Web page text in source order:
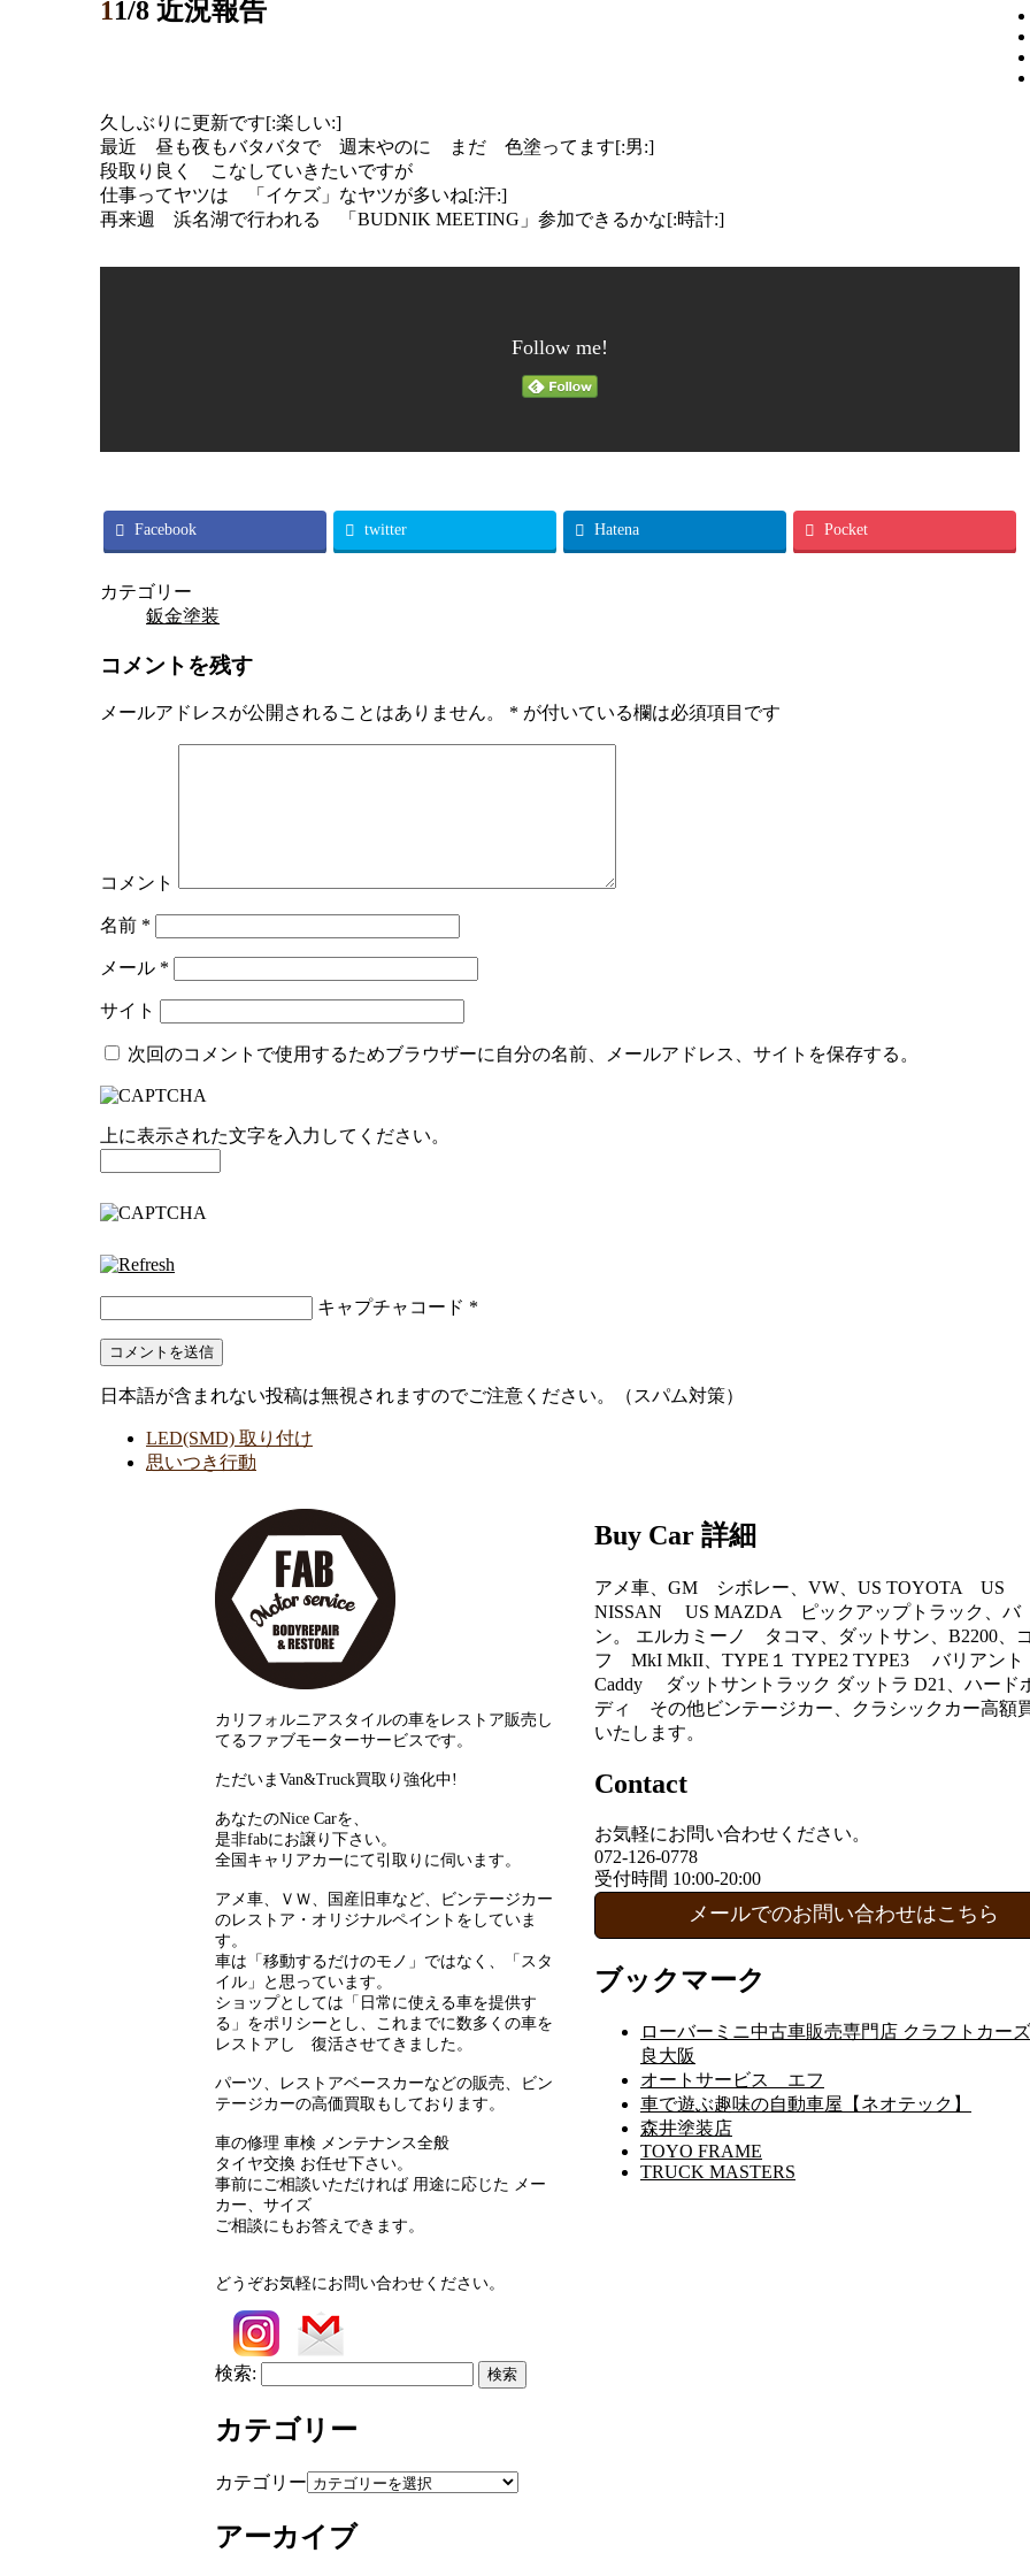
11/8 近況報告
久しぶりに更新です[:楽しい:]
最近 昼も夜もバタバタで 週末やのに まだ 色塗ってます[:男:]
段取り良く こなしていきたいですが
仕事ってヤツは 「イケズ」なヤツが多いね[:汗:]
再来週 浜名湖で行われる 「BUDNIK MEETING」参加できるかな[:時計:]
Follow me!
Facebook twitter Hatena Pocket
カテゴリー
鈑金塗装
コメントを残す
メールアドレスが公開されることはありません。 * が付いている欄は必須項目です
コメント
名前 *
メール *
サイト
次回のコメントで使用するためブラウザーに自分の名前、メールアドレス、サイトを保存する。
上に表示された文字を入力してください。
キャプチャコード *
日本語が含まれない投稿は無視されますのでご注意ください。（スパム対策）
LED(SMD) 取り付け
思いつき行動
カリフォルニアスタイルの車をレストア販売し
てるファブモーターサービスです。
ただいまVan&Truck買取り強化中!
あなたのNice Carを、
是非fabにお譲り下さい。
全国キャリアカーにて引取りに伺います。
アメ車、ＶＷ、国産旧車など、ビンテージカー
のレストア・オリジナルペイントをしていま
す。
車は「移動するだけのモノ」ではなく、「スタ
イル」と思っています。
ショップとしては「日常に使える車を提供す
る」をポリシーとし、これまでに数多くの車を
レストアし 復活させてきました。
パーツ、レストアベースカーなどの販売、ビン
テージカーの高価買取もしております。
車の修理 車検 メンテナンス全般
タイヤ交換 お任せ下さい。
事前にご相談いただければ 用途に応じた メー
カー、サイズ
ご相談にもお答えできます。
どうぞお気軽にお問い合わせください。
検索:
カテゴリー
カテゴリー
アーカイブ
Buy Car 詳細
アメ車、GM シボレー、VW、US TOYOTA US
NISSAN US MAZDA ピックアップトラック、バ
ン。 エルカミーノ タコマ、ダットサン、B2200、
フ MkI MkII、TYPE１ TYPE2 TYPE3 バリアン
Caddy ダットサントラック ダットラ D21、ハード
ディ その他ビンテージカー、クラシックカー高額
いたします。
Contact
お気軽にお問い合わせください。
072-126-0778
受付時間 10:00-20:00
メールでのお問い合わせはこちら
ブックマーク
ローバーミニ中古車販売専門店 クラフトカー
良大阪
オートサービス エフ
車で遊ぶ趣味の自動車屋【ネオテック】
森井塗装店
TOYO FRAME
TRUCK MASTERS